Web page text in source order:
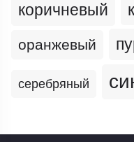
коричневый
оранжевый
серебряный